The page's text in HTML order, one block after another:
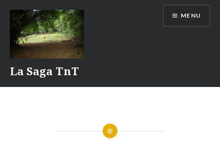
contenu
La Saga TnT
MENU